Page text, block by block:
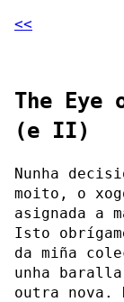
<<
The Eye
(e II)
Nunha
moito, o
asignada a
Isto
da miña
unha
outra nova.